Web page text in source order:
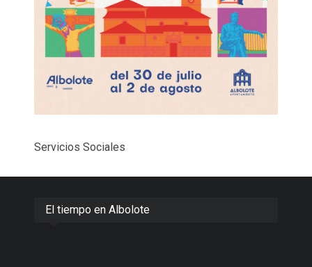
Servicios Sociales
El tiempo en Albolote